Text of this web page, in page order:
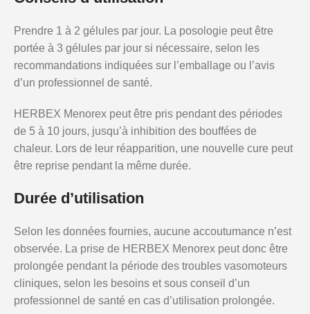
Prendre 1 à 2 gélules par jour. La posologie peut être
portée à 3 gélules par jour si nécessaire, selon les
recommandations indiquées sur l’emballage ou l’avis
d’un professionnel de santé.
HERBEX Menorex peut être pris pendant des périodes
de 5 à 10 jours, jusqu’à inhibition des bouffées de
chaleur. Lors de leur réapparition, une nouvelle cure peut
être reprise pendant la même durée.
Durée d’utilisation
Selon les données fournies, aucune accoutumance n’est
observée. La prise de HERBEX Menorex peut donc être
prolongée pendant la période des troubles vasomoteurs
cliniques, selon les besoins et sous conseil d’un
professionnel de santé en cas d’utilisation prolongée.